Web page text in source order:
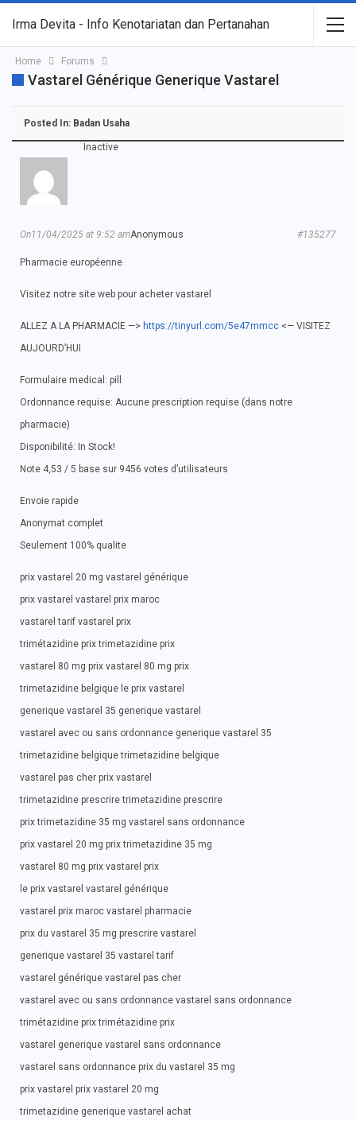
Irma Devita - Info Kenotariatan dan Pertanahan
Home Forums
Vastarel Générique Generique Vastarel
Posted In: Badan Usaha
Inactive
Anonymous
On11/04/2025 at 9:52 am #135277
Pharmacie européenne
Visitez notre site web pour acheter vastarel
ALLEZ A LA PHARMACIE —> https://tinyurl.com/5e47mmcc <— VISITEZ
AUJOURD’HUI
Formulaire medical: pill
Ordonnance requise: Aucune prescription requise (dans notre
pharmacie)
Disponibilité: In Stock!
Note 4,53 / 5 base sur 9456 votes d’utilisateurs
Envoie rapide
Anonymat complet
Seulement 100% qualite
prix vastarel 20 mg vastarel générique
prix vastarel vastarel prix maroc
vastarel tarif vastarel prix
trimétazidine prix trimetazidine prix
vastarel 80 mg prix vastarel 80 mg prix
trimetazidine belgique le prix vastarel
generique vastarel 35 generique vastarel
vastarel avec ou sans ordonnance generique vastarel 35
trimetazidine belgique trimetazidine belgique
vastarel pas cher prix vastarel
trimetazidine prescrire trimetazidine prescrire
prix trimetazidine 35 mg vastarel sans ordonnance
prix vastarel 20 mg prix trimetazidine 35 mg
vastarel 80 mg prix vastarel prix
le prix vastarel vastarel générique
vastarel prix maroc vastarel pharmacie
prix du vastarel 35 mg prescrire vastarel
generique vastarel 35 vastarel tarif
vastarel générique vastarel pas cher
vastarel avec ou sans ordonnance vastarel sans ordonnance
trimétazidine prix trimétazidine prix
vastarel generique vastarel sans ordonnance
vastarel sans ordonnance prix du vastarel 35 mg
prix vastarel prix vastarel 20 mg
trimetazidine generique vastarel achat